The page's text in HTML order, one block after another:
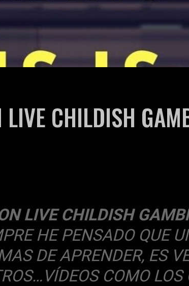
LIVE CHILDISH
LIVE CHILDISH
HE PENSADO QUE
DE APRENDER, ES
COMO LOS